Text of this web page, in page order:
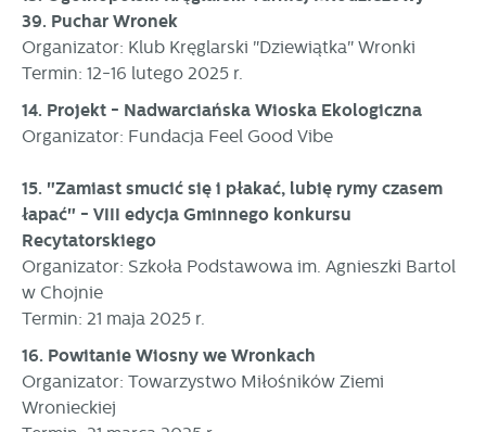
39. Puchar Wronek
Organizator: Klub Kręglarski "Dziewiątka" Wronki
Termin: 12-16 lutego 2025 r.
14. Projekt - Nadwarciańska Wioska Ekologiczna
Organizator: Fundacja Feel Good Vibe
15. "Zamiast smucić się i płakać, lubię rymy czasem
łapać" - VIII edycja Gminnego konkursu
Recytatorskiego
Organizator: Szkoła Podstawowa im. Agnieszki Bartol
w Chojnie
Termin: 21 maja 2025 r.
16. Powitanie Wiosny we Wronkach
Organizator: Towarzystwo Miłośników Ziemi
Wronieckiej